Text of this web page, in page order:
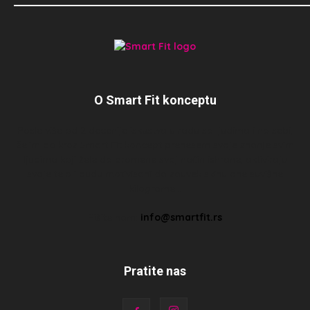
O Smart Fit konceptu
info@smartfit.rs
Pratite nas